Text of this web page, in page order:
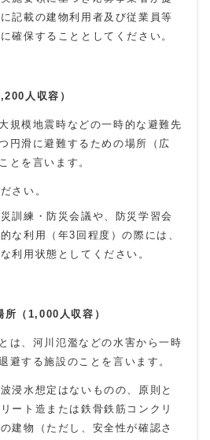
記載の建物利用者及び従業員等
確保することとしてください。
人収容）
規模地震時などの一時的な避難先
円滑に避難するための場所（広
とを言います。
さい。
訓練・防災会議や、防災学習会
な利用（年3回程度）の際には、
利用状態としてください。
所（ 1,000 人収容）
は、河川氾濫などの水害から一時
避する施設のことを言います。
浸水想定はないものの、原則と
ート造または鉄骨鉄筋コンクリ
建物（ただし、安全性が確認さ